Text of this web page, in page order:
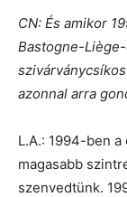
CN: És amikor
Bastogne-
azonnal arra
L.A.: 1994-ben
magasabb
szenvedtünk.